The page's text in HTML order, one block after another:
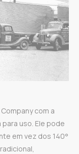
com a
uso. Ele pode
em vez dos 140°